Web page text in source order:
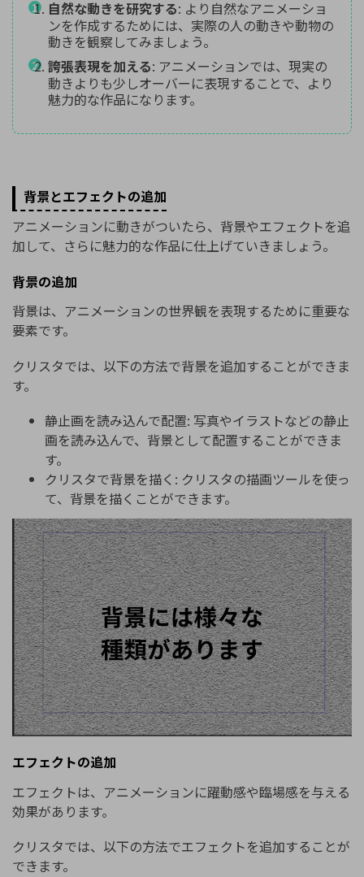
自然な動きを研究する: より自然なアニメーショ
ンを作成するためには、実際の人の動きや動物の
動きを観察してみましょう。
誇張表現を加える: アニメーションでは、現実の
動きよりも少しオーバーに表現することで、より
魅力的な作品になります。
背景とエフェクトの追加
アニメーションに動きがついたら、背景やエフェクトを追
加して、さらに魅力的な作品に仕上げていきましょう。
背景の追加
背景は、アニメーションの世界観を表現するために重要な
要素です。
クリスタでは、以下の方法で背景を追加することができま
す。
静止画を読み込んで配置: 写真やイラストなどの静止
画を読み込んで、背景として配置することができま
す。
クリスタで背景を描く: クリスタの描画ツールを使っ
て、背景を描くことができます。
エフェクトの追加
エフェクトは、アニメーションに躍動感や臨場感を与える
効果があります。
クリスタでは、以下の方法でエフェクトを追加することが
できます。